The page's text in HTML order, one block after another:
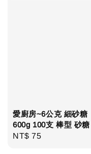
愛廚房~6公克 細砂糖
600g 100支 棒型 砂糖
Regular
NT$ 75